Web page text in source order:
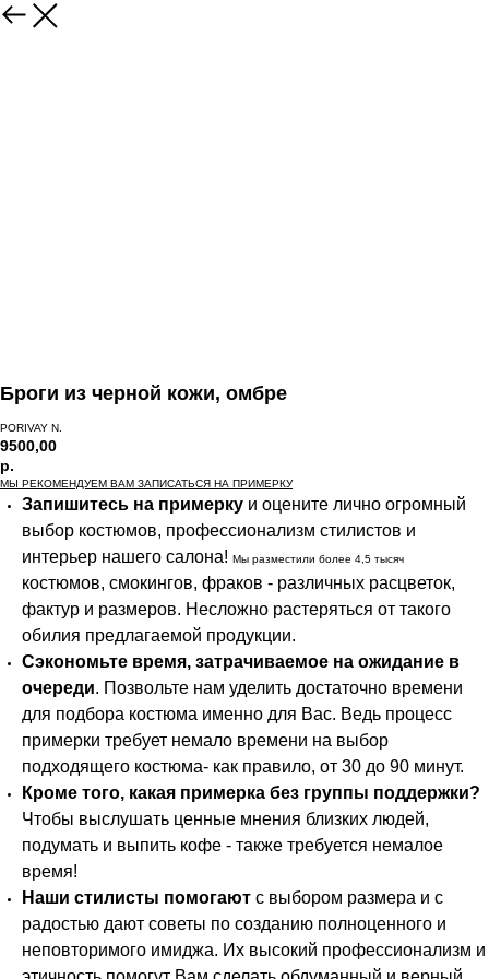
Броги из черной кожи, омбре
PORIVAY N.
9500,00
р.
МЫ РЕКОМЕНДУЕМ ВАМ ЗАПИСАТЬСЯ НА ПРИМЕРКУ
Запишитесь на примерку и оцените лично огромный
выбор костюмов, профессионализм стилистов и
интерьер нашего салона! Мы разместили более 4,5 тысяч
костюмов, смокингов, фраков - различных расцветок,
фактур и размеров. Несложно растеряться от такого
обилия предлагаемой продукции.
Сэкономьте время, затрачиваемое на ожидание в
очереди. Позвольте нам уделить достаточно времени
для подбора костюма именно для Вас. Ведь процесс
примерки требует немало времени на выбор
подходящего костюма- как правило, от 30 до 90 минут.
Кроме того, какая примерка без группы поддержки?
Чтобы выслушать ценные мнения близких людей,
подумать и выпить кофе - также требуется немалое
время!
Наши стилисты помогают с выбором размера и с
радостью дают советы по созданию полноценного и
неповторимого имиджа. Их высокий профессионализм и